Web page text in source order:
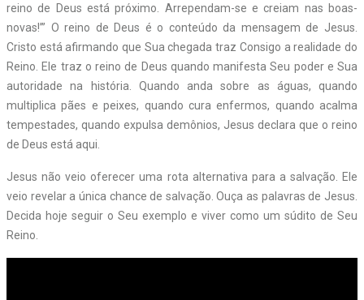
reino de Deus está próximo. Arrependam-se e creiam nas boas-
novas!’” O reino de Deus é o conteúdo da mensagem de Jesus.
Cristo está afirmando que Sua chegada traz Consigo a realidade do
Reino. Ele traz o reino de Deus quando manifesta Seu poder e Sua
autoridade na história. Quando anda sobre as águas, quando
multiplica pães e peixes, quando cura enfermos, quando acalma
tempestades, quando expulsa demônios, Jesus declara que o reino
de Deus está aqui.
Jesus não veio oferecer uma rota alternativa para a salvação. Ele
veio revelar a única chance de salvação. Ouça as palavras de Jesus.
Decida hoje seguir o Seu exemplo e viver como um súdito de Seu
Reino.